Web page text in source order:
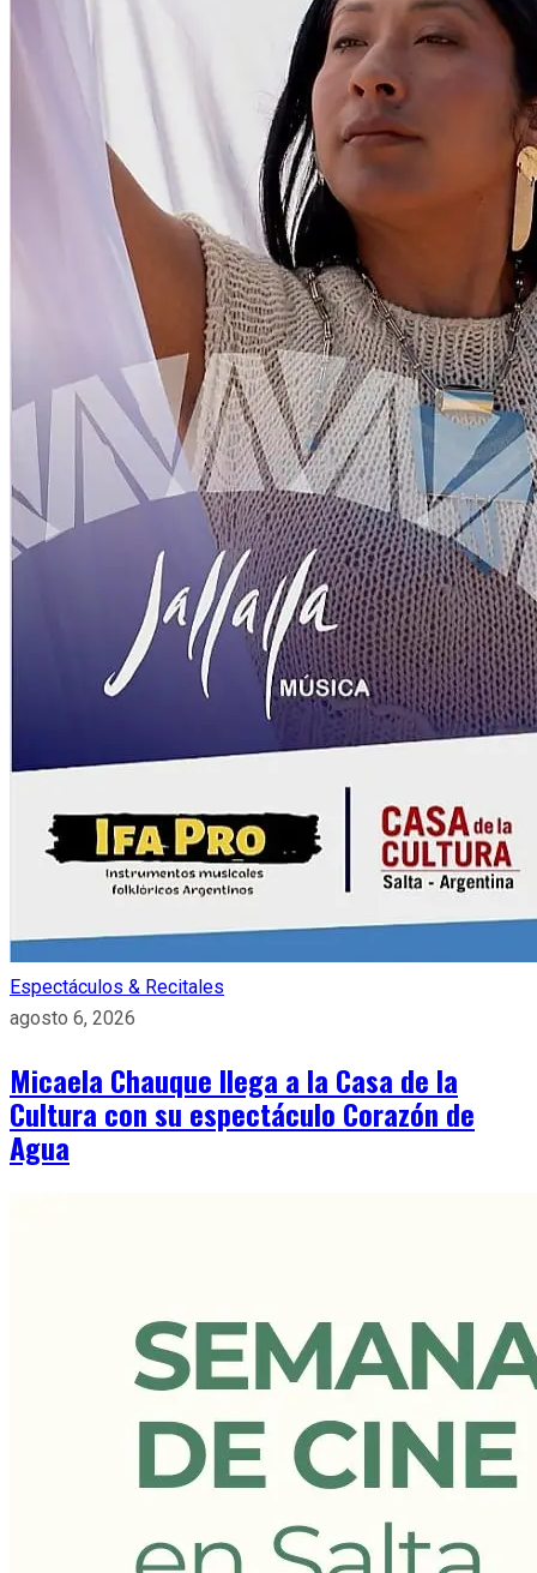
Espectáculos & Recitales
agosto 6, 2026
Micaela Chauque llega a la Casa de la
Cultura con su espectáculo Corazón de
Agua